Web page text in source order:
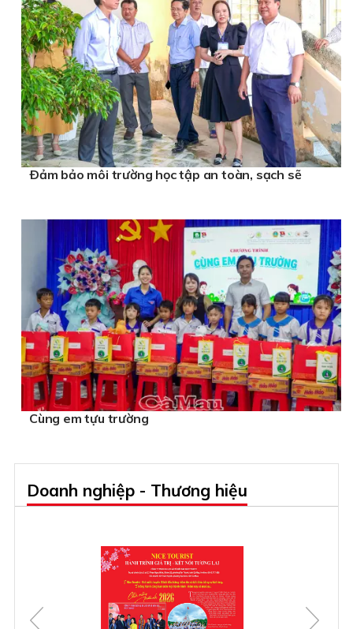
Ðảm bảo môi trường học tập an toàn, sạch sẽ
Cùng em tựu trường
Doanh nghiệp - Thương hiệu